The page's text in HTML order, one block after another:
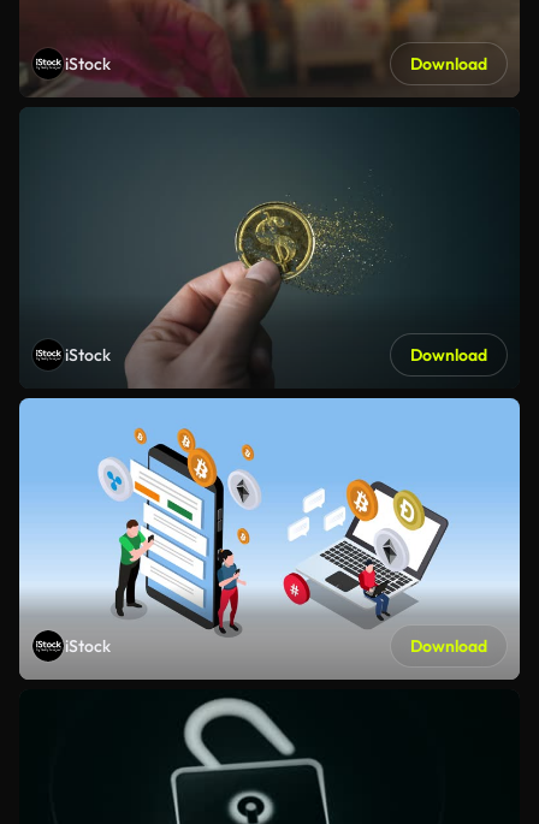
iStock Download
iStock Download
iStock Download